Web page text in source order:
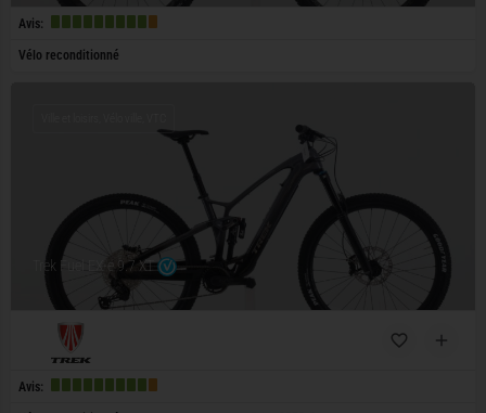
Avis:
Vélo reconditionné
Trek Fuel EX-e 9.7 XT
Avis: